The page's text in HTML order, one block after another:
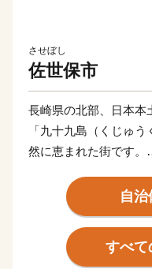
させぼし
佐世保市
長崎県の北部、日本本
「九十九島（くじゅ
然に恵まれた街です。
なります。約1万5千
の層からは、世界最
もんどき)」が出土しま
明治初期までは、人口
自
すべて